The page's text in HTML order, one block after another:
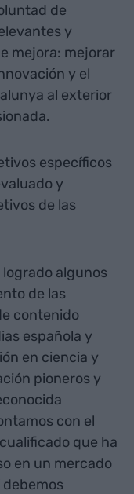
de
y
mejora: mejorar
y el
al exterior
específicos
y
de las
logrado algunos
de las
contenido
española y
en ciencia y
pioneros y
con el
que ha
en un mercado